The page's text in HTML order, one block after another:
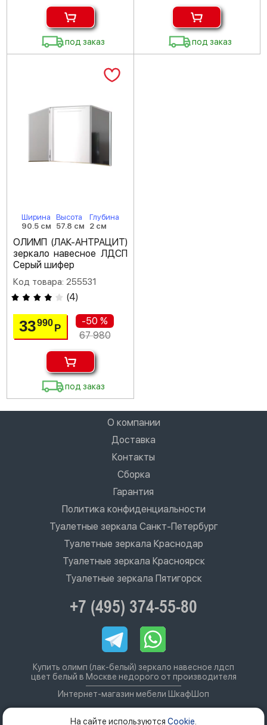
под заказ под заказ
Ширина
90.5 см
Высота
57.8 см
Глубина
2 см
ОЛИМП (ЛАК-АНТРАЦИТ)
зеркало навесное ЛДСП
Серый шифер
Код товара: 255531
(4)
33990Р
-50 %
67 980
под заказ
О компании
Доставка
Контакты
Сборка
Гарантия
Политика конфиденциальности
Туалетные зеркала Санкт-Петербург
Туалетные зеркала Краснодар
Туалетные зеркала Красноярск
Туалетные зеркала Пятигорск
+7 (495) 374-55-80
Купить олимп (лак-белый) зеркало навесное лдсп
цвет белый в Москве недорого от производителя
Интернет-магазин мебели ШкафШоп
На сайте используются Cookie